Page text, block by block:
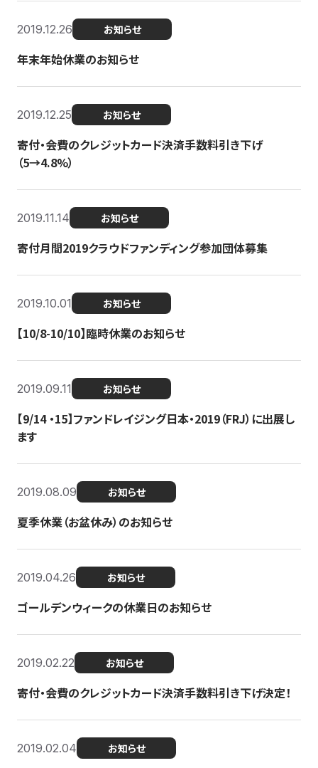
2019.12.26 お知らせ
年末年始休業のお知らせ
2019.12.25 お知らせ
寄付・会費のクレジットカード決済手数料引き下げ
（5→4.8%）
2019.11.14 お知らせ
寄付月間2019クラウドファンディング参加団体募集
2019.10.01 お知らせ
【10/8-10/10】臨時休業のお知らせ
2019.09.11 お知らせ
【9/14 ・15】ファンドレイジング日本・2019（FRJ）に出展し
ます
2019.08.09 お知らせ
夏季休業（お盆休み）のお知らせ
2019.04.26 お知らせ
ゴールデンウィークの休業日のお知らせ
2019.02.22 お知らせ
寄付・会費のクレジットカード決済手数料引き下げ決定！
2019.02.04 お知らせ